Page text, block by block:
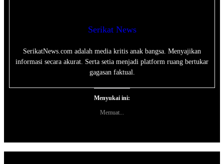
Serikat News
SerikatNews.com adalah media kritis anak bangsa. Menyajikan
informasi secara akurat. Serta setia menjadi platform ruang bertukar
gagasan faktual.
Menyukai ini:
Memuat...